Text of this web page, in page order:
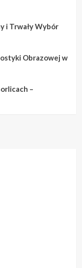
i Trwały Wybór
Obrazowej w
–